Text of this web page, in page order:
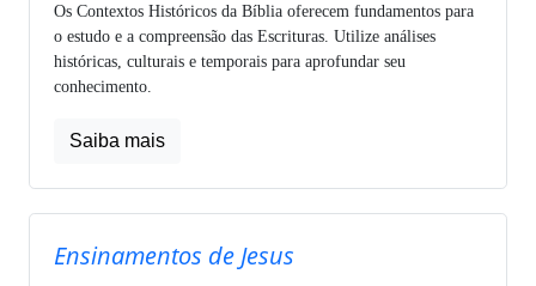
Os Contextos Históricos da Bíblia oferecem fundamentos para
o estudo e a compreensão das Escrituras. Utilize análises
históricas, culturais e temporais para aprofundar seu
conhecimento.
Saiba mais
Ensinamentos de Jesus